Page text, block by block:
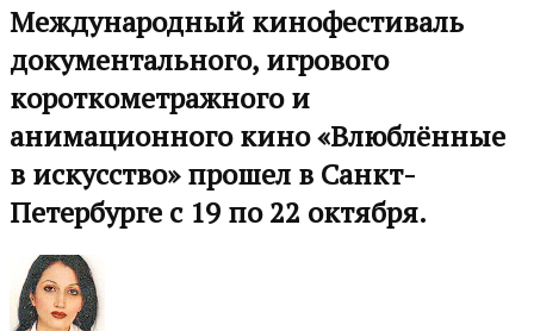
Международный кинофестиваль
документального, игрового
короткометражного и
анимационного кино «Влюблённые
в искусство» прошел в Санкт-
Петербурге с 19 по 22 октября.